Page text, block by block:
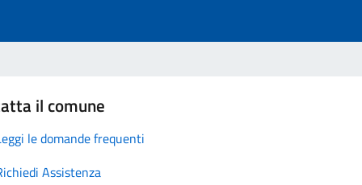
il comune
le domande frequenti
Assistenza